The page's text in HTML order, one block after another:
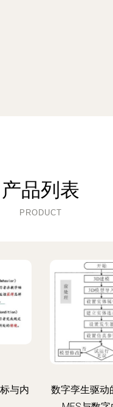
产品列表
PRODUCT
与内
数字孪生驱动